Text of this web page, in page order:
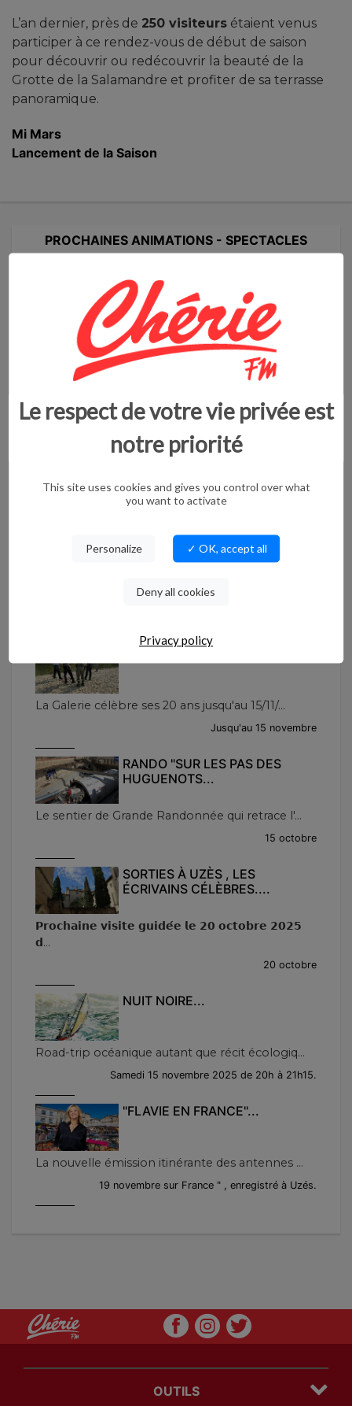
L’an dernier, près de 250 visiteurs étaient venus
participer à ce rendez-vous de début de saison
pour découvrir ou redécouvrir la beauté de la
Grotte de la Salamandre et profiter de sa terrasse
panoramique.
Mi Mars
Lancement de la Saison
PROCHAINES ANIMATIONS - SPECTACLES
SAISON CULTURELLE
ITINÉRANTE...
CARNAS/QUISSAC/SAINT HIPPOLYTE DU
FORT/CROS/P...
Septembre 2025
FESTIVAL DU FILM
Du 23 au 25 septembre
La Galerie célèbre ses 20 ans jusqu'au 15/11/...
Jusqu'au 15 novembre
RANDO "SUR LES PAS DES
HUGUENOTS...
Le sentier de Grande Randonnée qui retrace l'...
15 octobre
SORTIES À UZÈS , LES
ÉCRIVAINS CÉLÈBRES....
𝗣𝗿𝗼𝗰𝗵𝗮𝗶𝗻𝗲 𝘃𝗶𝘀𝗶𝘁𝗲 𝗴𝘂𝗶𝗱𝗲́𝗲 𝗹𝗲 𝟮𝟬 𝗼𝗰𝘁𝗼𝗯𝗿𝗲 𝟮𝟬𝟮𝟱
𝗱...
20 octobre
NUIT NOIRE...
Road-trip océanique autant que récit écologiq...
Samedi 15 novembre 2025 de 20h à 21h15.
"FLAVIE EN FRANCE"...
La nouvelle émission itinérante des antennes ...
19 novembre sur France " , enregistré à Uzés.
OUTILS
Le respect de votre vie privée est
notre priorité
This site uses cookies and gives you control over what
you want to activate
Personalize ✓ OK, accept all
Deny all cookies
Privacy policy